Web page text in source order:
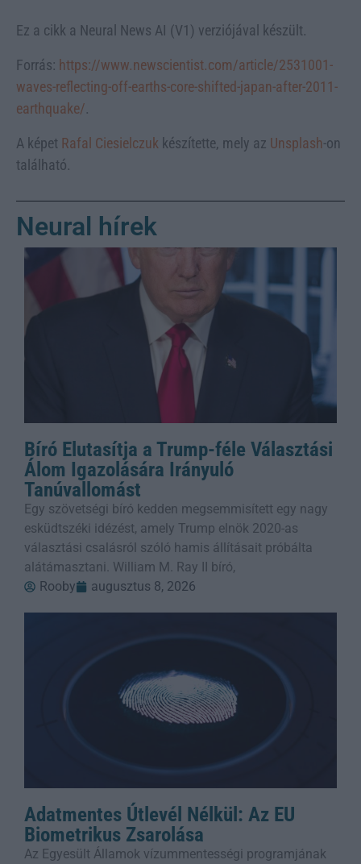
Ez a cikk a Neural News AI (V1) verziójával készült.
Forrás: https://www.newscientist.com/article/2531001-
waves-reflecting-off-earths-core-shifted-japan-after-2011-
earthquake/.
A képet Rafal Ciesielczuk készítette, mely az Unsplash-on
található.
Neural hírek
Bíró Elutasítja a Trump-féle Választási
Álom Igazolására Irányuló
Tanúvallomást
Egy szövetségi bíró kedden megsemmisített egy nagy
esküdtszéki idézést, amely Trump elnök 2020-as
választási csalásról szóló hamis állításait próbálta
alátámasztani. William M. Ray II bíró,
Rooby
augusztus 8, 2026
Adatmentes Útlevél Nélkül: Az EU
Biometrikus Zsarolása
Az Egyesült Államok vízummentességi programjának